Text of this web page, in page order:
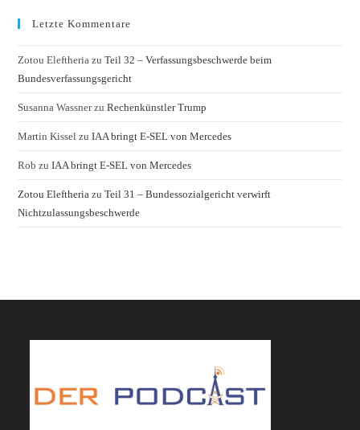
Letzte Kommentare
Zotou Eleftheria zuTeil 32 – Verfassungsbeschwerde beim
Bundesverfassungsgericht
Susanna WassnerzuRechenkünstler Trump
Martin Kissel zuIAA bringt E-SEL von Mercedes
Rob zuIAA bringt E-SEL von Mercedes
Zotou Eleftheria zuTeil 31 – Bundessozialgericht verwirft
Nichtzulassungsbeschwerde